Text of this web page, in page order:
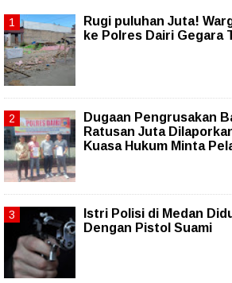
Rugi puluhan Juta!
ke Polres Dairi Gegara
Dugaan Pengrusakan
Ratusan Juta
Kuasa Hukum Minta
Istri Polisi di Medan
Dengan Pistol Suami